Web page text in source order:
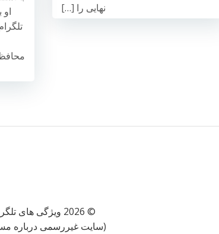
نهایی را […]
© 2026 ویژگی های تلگرام
(سایت غیررسمی درباره